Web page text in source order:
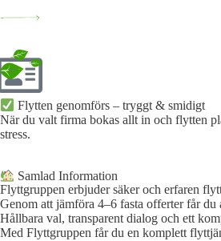
Flytten genomförs – tryggt & smidigt
När du valt firma bokas allt in och flytten
stress.
Samlad Information
Flyttgruppen erbjuder säker och erfaren
Genom att jämföra 4–6 fasta offerter får
Hållbara val, transparent dialog och ett
Med Flyttgruppen får du en komplett